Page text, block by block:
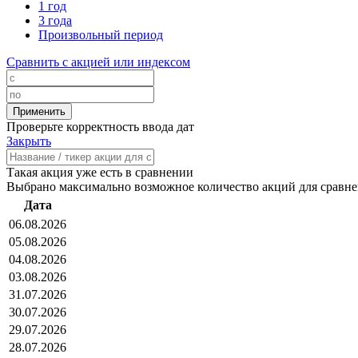
1 год
3 года
Произвольный период
Сравнить с акцией или индексом
Проверьте корректность ввода дат
Закрыть
Такая акция уже есть в сравнении
Выбрано максимально возможное количество акций для
Дата
06.08.2026
05.08.2026
04.08.2026
03.08.2026
31.07.2026
30.07.2026
29.07.2026
28.07.2026